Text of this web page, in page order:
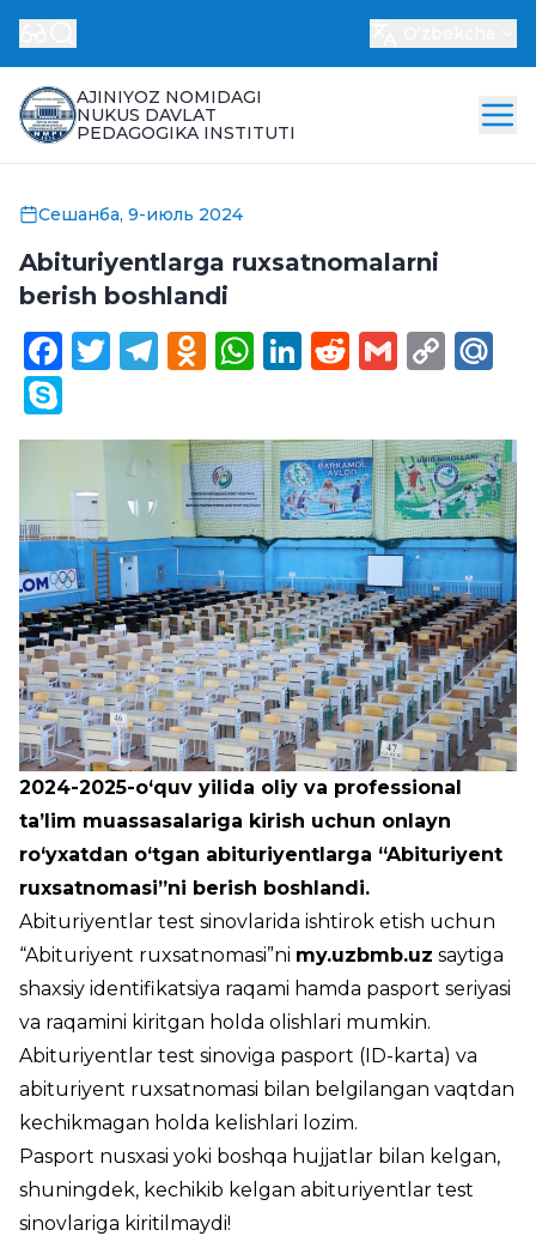
AJINIYOZ NOMIDAGI
NUKUS DAVLAT
PEDAGOGIKA INSTITUTI
Сешанба, 9-июль 2024
Abituriyentlarga ruxsatnomalarni
berish boshlandi
Facebook
Twitter
Telegram
Odnoklassniki
WhatsApp
LinkedIn
Reddit
Gmail
2024-2025-o‘quv yilida oliy va professional
ta’lim muassasalariga kirish uchun onlayn
ro‘yxatdan o‘tgan abituriyentlarga “Abituriyent
ruxsatnomasi”ni berish boshlandi.
Abituriyentlar test sinovlarida ishtirok etish uchun
“Abituriyent ruxsatnomasi”ni my.uzbmb.uz saytiga
shaxsiy identifikatsiya raqami hamda pasport seriyasi
va raqamini kiritgan holda olishlari mumkin.
Abituriyentlar test sinoviga pasport (ID-karta) va
abituriyent ruxsatnomasi bilan belgilangan vaqtdan
kechikmagan holda kelishlari lozim.
Pasport nusxasi yoki boshqa hujjatlar bilan kelgan,
shuningdek, kechikib kelgan abituriyentlar test
sinovlariga kiritilmaydi!